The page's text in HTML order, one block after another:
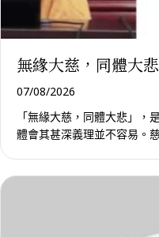
無緣大慈，同體大悲
07/08/2026
「無緣大慈，同體大悲」，
體會其甚深義理並不容易。